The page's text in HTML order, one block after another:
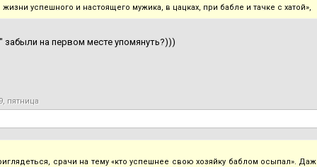
жизни успешного и настоящего мужика, в цацках, при бабле и тачке с хатой»,
забыли на первом месте упомянуть?)))
пятница
срачи на тему «кто успешнее свою хозяйку баблом осыпал».